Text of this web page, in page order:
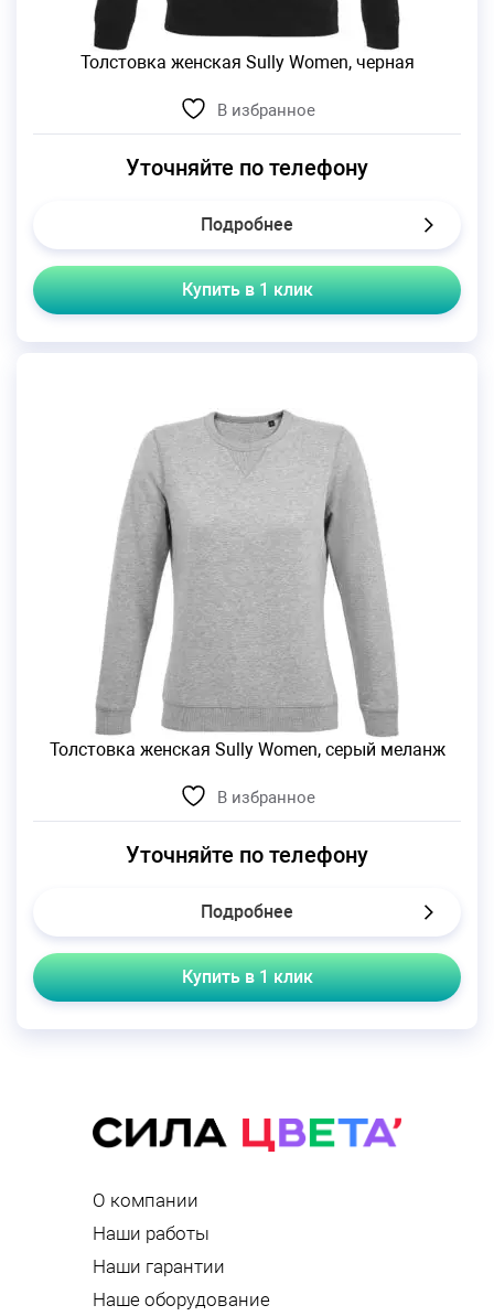
Толстовка женская Sully Women, черная
В избранное
Уточняйте по телефону
Подробнее
Купить в 1 клик
Толстовка женская Sully Women, серый меланж
В избранное
Уточняйте по телефону
Подробнее
Купить в 1 клик
О компании
Наши работы
Наши гарантии
Наше оборудование